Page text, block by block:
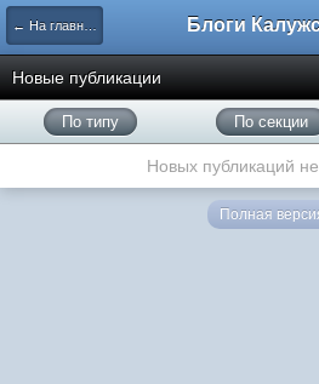
← На главную
Новые публикации
По типу По секции
Новых публикаций
Полная